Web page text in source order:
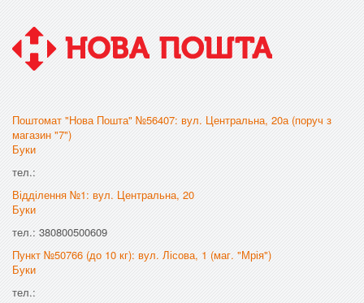
Поштомат "Нова Пошта" №56407: вул. Центральна, 20а (поруч з
магазин "7")
Буки
тел.:
Відділення №1: вул. Центральна, 20
Буки
тел.: 380800500609
Пункт №50766 (до 10 кг): вул. Лісова, 1 (маг. "Мрія")
Буки
тел.: